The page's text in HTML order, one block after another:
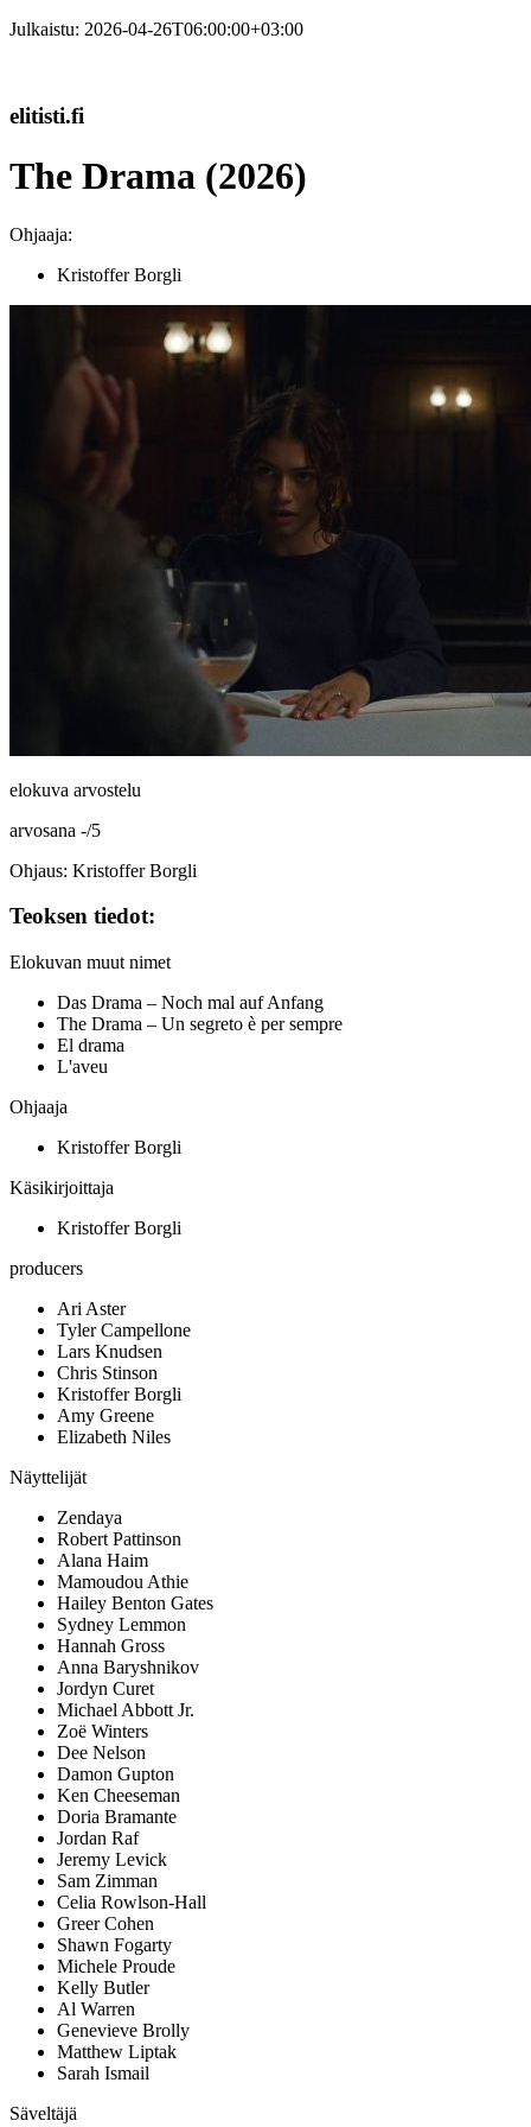
Julkaistu: 2026-04-26T06:00:00+03:00
elitisti.fi
The Drama (2026)
Ohjaaja:
Kristoffer Borgli
elokuva arvostelu
arvosana -/5
Ohjaus: Kristoffer Borgli
Teoksen tiedot:
Elokuvan muut nimet
Das Drama – Noch mal auf Anfang
The Drama – Un segreto è per sempre
El drama
L'aveu
Ohjaaja
Kristoffer Borgli
Käsikirjoittaja
Kristoffer Borgli
producers
Ari Aster
Tyler Campellone
Lars Knudsen
Chris Stinson
Kristoffer Borgli
Amy Greene
Elizabeth Niles
Näyttelijät
Zendaya
Robert Pattinson
Alana Haim
Mamoudou Athie
Hailey Benton Gates
Sydney Lemmon
Hannah Gross
Anna Baryshnikov
Jordyn Curet
Michael Abbott Jr.
Zoë Winters
Dee Nelson
Damon Gupton
Ken Cheeseman
Doria Bramante
Jordan Raf
Jeremy Levick
Sam Zimman
Celia Rowlson-Hall
Greer Cohen
Shawn Fogarty
Michele Proude
Kelly Butler
Al Warren
Genevieve Brolly
Matthew Liptak
Sarah Ismail
Säveltäjä